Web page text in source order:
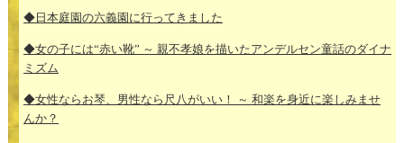
◆日本庭園の六義園に行ってきました
◆女の子には“赤い靴” ～ 親不孝娘を描いたアンデルセン童話のダイナ
ミズム
◆女性ならお琴、男性なら尺八がいい！ ～ 和楽を身近に楽しみませ
んか？